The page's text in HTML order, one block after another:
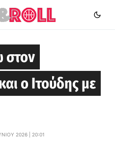
στον
ο Ιτούδης με
2026 | 20:01